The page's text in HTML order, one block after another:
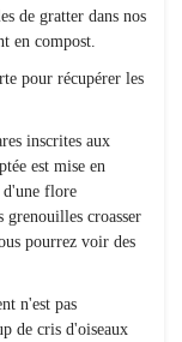
de gratter dans nos
en compost.
pour récupérer les
inscrites aux
est mise en
flore
grenouilles croasser
pourrez voir des
n'est pas
de cris d'oiseaux